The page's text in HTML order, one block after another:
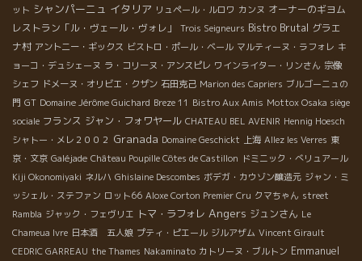
ット シャンパーニュ イタリア リュペール・ルロワ カンヌ オーナーのギヨム
レストラン「ル・ヴェール・ヴォレ」
Trois Seigneurs Bistro Brutal グラエ
ナ村 アントニー・ギックス ビストロ・ポール・ベール マルティーヌ・ラフォレ キ
ョーコ・デュシェーヌ ラ・コリーヌ・アンスピレ ワインライター・リンさん 宗像
シェフ ドメーヌ・オリビエ・クザン 石田克己 Marion des Capriers ブルゴーニュの
門 GT Domaine Jérôme Guichard Breze 11 Bistro Aux Amis Mottox Osaka siège
sociale フランス ジャン・フォワヤール CHATEAU BEL AVENIR Hennig Hoesch
シャトー・メレ２００２ Granada Domaine Geschickt 上海 Allez les Verres 東
京・文京 Galéjade Château Poupille Côtes de Castillon ドミニック・べリュアール
Kiji Okonomiyaki ネルハ Ghislaine Descombes ボデガ・カウゾン醸造元 ジャン・ミ
ッシェル・ステファン ロット66 Aloxe Corton Premier Cru クマちゃん street
Rambla ジャック・フェヴリエ トマ・ラフォレ Angers ジュンさん Le
Chameua Ivre 日本酒 五人娘 プティ・ピエール ジルアザム Vincent Girault
CEDRIC GARREAU the Thames Nakaminato カトリーヌ・ブルトン Emmanuel